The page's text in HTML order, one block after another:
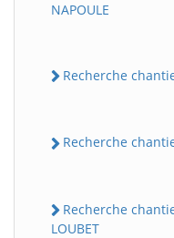
NAPOULE
Recherche
Recherche
Recherche
LOUBET